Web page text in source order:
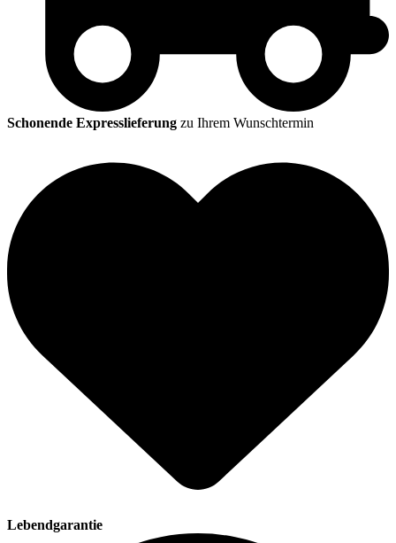
Schonende Expresslieferung zu Ihrem Wunschtermin
Lebendgarantie